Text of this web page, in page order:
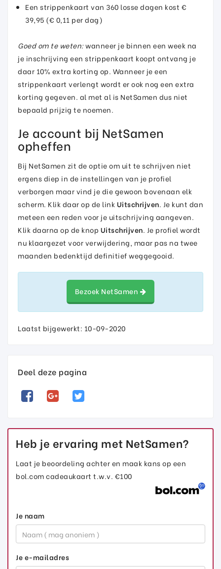
Een strippenkaart van 360 losse dagen kost €
39,95 (€ 0,11 per dag)
Goed om te weten:wanneer je binnen een week na
je inschrijving een strippenkaart koopt ontvang je
daar 10% extra korting op. Wanneer je een
strippenkaart verlengt wordt er ook nog een extra
korting gegeven. al met al is NetSamen dus niet
bepaald prijzig te noemen.
Je account bij NetSamen
opheffen
Bij NetSamen zit de optie om uit te schrijven niet
ergens diep in de instellingen van je profiel
verborgen maar vind je die gewoon bovenaan elk
scherm. Klik daar op de linkUitschrijven. Je kunt dan
meteen een reden voor je uitschrijving aangeven.
Klik daarna op de knop Uitschrijven. Je profiel wordt
nu klaargezet voor verwijdering, maar pas na twee
maanden bedenktijd definitief weggegooid.
Bezoek NetSamen
Laatst bijgewerkt: 10-09-2020
Deel deze pagina
Heb je ervaring met NetSamen?
Laat je beoordeling achter en maak kans op een
bol.com cadeaukaart t.w.v. €100
Je naam
Je e-mailadres